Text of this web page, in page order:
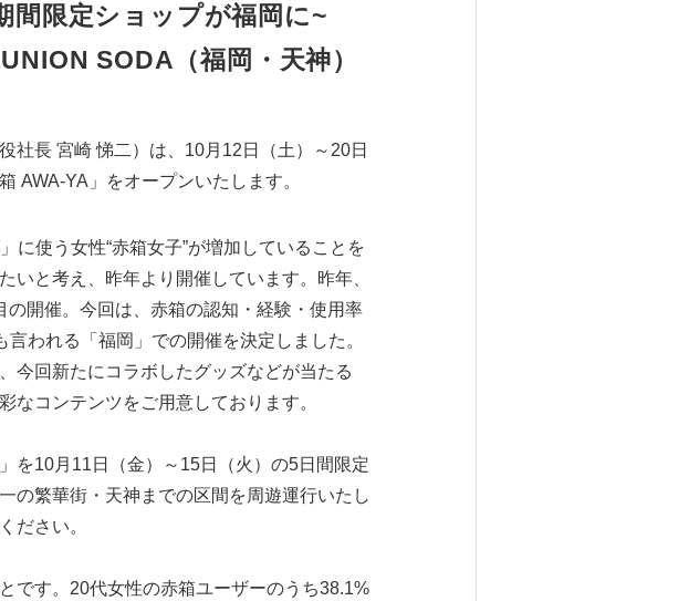
間限定ショップが福岡に~
SODA（福岡・天神）
社長 宮崎 悌二）は、10月12日（土）～20日
AWA-YA」をオープンいたします。
使う女性“赤箱女子”が増加していることを
と考え、昨年より開催しています。昨年、
開催。今回は、赤箱の認知・経験・使用率
われる「福岡」での開催を決定しました。
今回新たにコラボしたグッズなどが当たる
なコンテンツをご用意しております。
を10月11日（金）～15日（火）の5日間限定
の繁華街・天神までの区間を周遊運行いたし
ださい。
です。20代女性の赤箱ユーザーのうち38.1%